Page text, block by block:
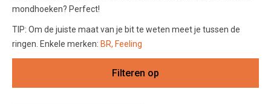
mondhoeken? Perfect!
TIP: Om de juiste maat van je bit te weten meet je tussen de
ringen. Enkele merken: BR, Feeling
Filteren op